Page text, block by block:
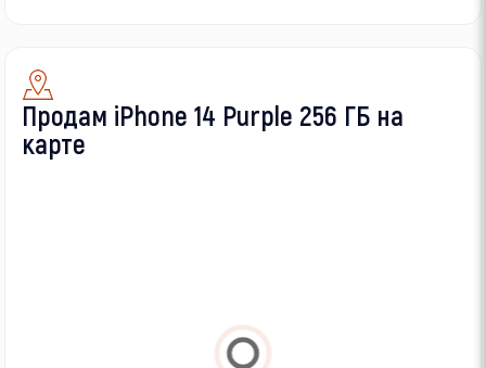
Продам iPhone 14 Purple 256 ГБ на
карте